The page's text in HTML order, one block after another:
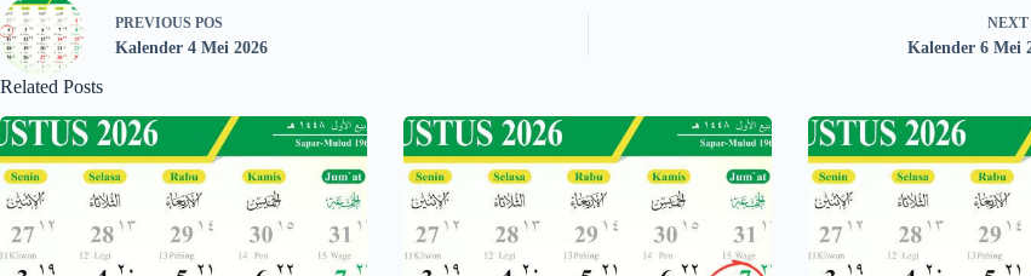
PREVIOUS POS
Kalender 4 Mei 2026
NEXT
Kalender 6 Mei
Related Posts